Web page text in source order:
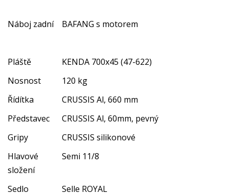
Náboj zadní BAFANG s motorem
Pláště
KENDA 700x45 (47-622)
Nosnost
120 kg
Řídítka
CRUSSIS Al, 660 mm
Představec
CRUSSIS Al, 60mm, pevný
Gripy
CRUSSIS silikonové
Hlavové
složení
Semi 11/8
Sedlo
Selle ROYAL